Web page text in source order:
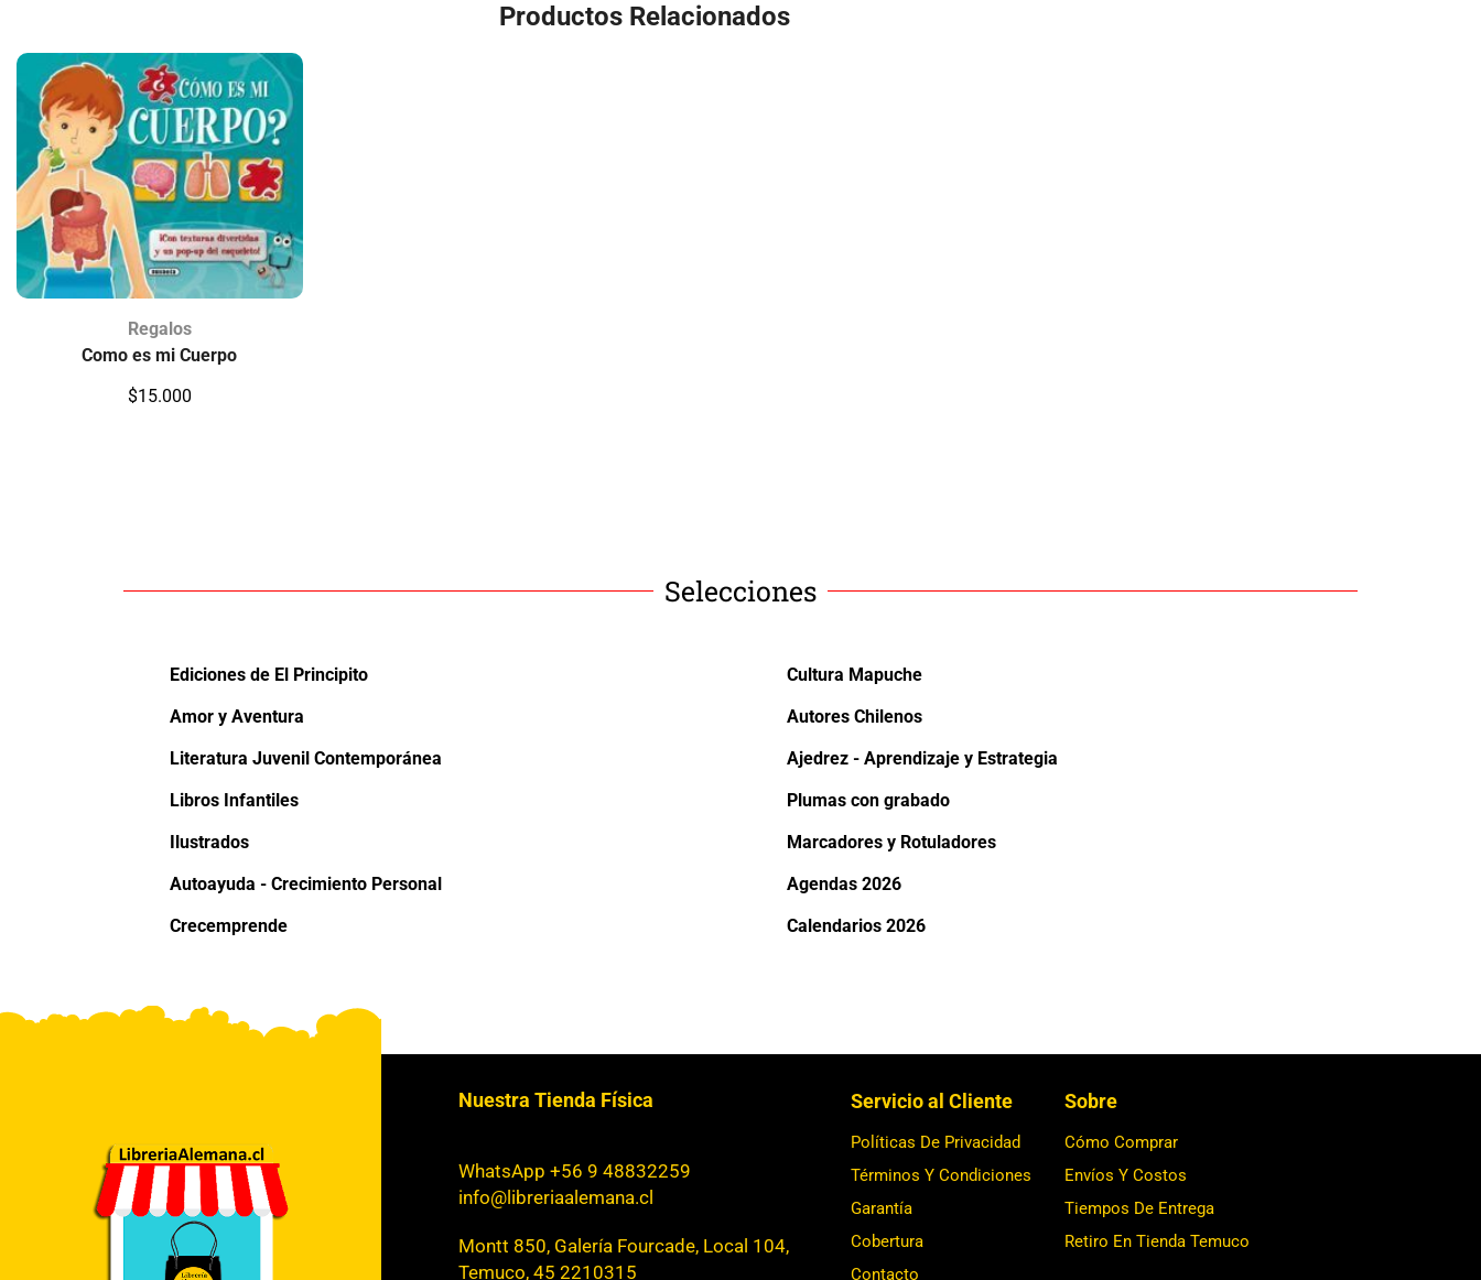
Productos Relacionados
Regalos
Como es mi Cuerpo
$15.000
Selecciones
Ediciones de El Principito
Amor y Aventura
Literatura Juvenil Contemporánea
Libros Infantiles
Ilustrados
Autoayuda - Crecimiento Personal
Crecemprende
Cultura Mapuche
Autores Chilenos
Ajedrez - Aprendizaje y Estrategia
Plumas con grabado
Marcadores y Rotuladores
Agendas 2026
Calendarios 2026
Nuestra Tienda Física
WhatsApp +56 9 48832259
info@libreriaalemana.cl
Montt 850, Galería Fourcade, Local 104,
Temuco, 45 2210315
Servicio al Cliente
Políticas De Privacidad
Términos Y Condiciones
Garantía
Cobertura
Contacto
Sobre
Cómo Comprar
Envíos Y Costos
Tiempos De Entrega
Retiro En Tienda Temuco